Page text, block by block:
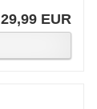
29,99 EUR